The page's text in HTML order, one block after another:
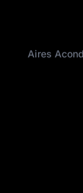
Aires